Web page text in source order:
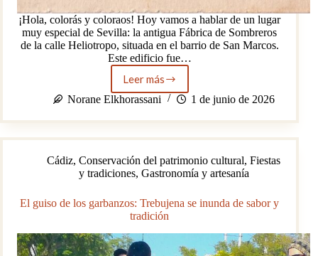
¡Hola, colorás y coloraos! Hoy vamos a hablar de un lugar
muy especial de Sevilla: la antigua Fábrica de Sombreros
de la calle Heliotropo, situada en el barrio de San Marcos.
Este edificio fue…
Leer más
La
transformación
la
antigua
de
Sombreros
Sevilla
Norane Elkhorassani 1 de junio de 2026
Cádiz,Conservación del patrimonio cultural,Fiestas
y tradiciones, Gastronomía y artesanía
El guiso de los garbanzos: Trebujena se inunda de sabor y
tradición